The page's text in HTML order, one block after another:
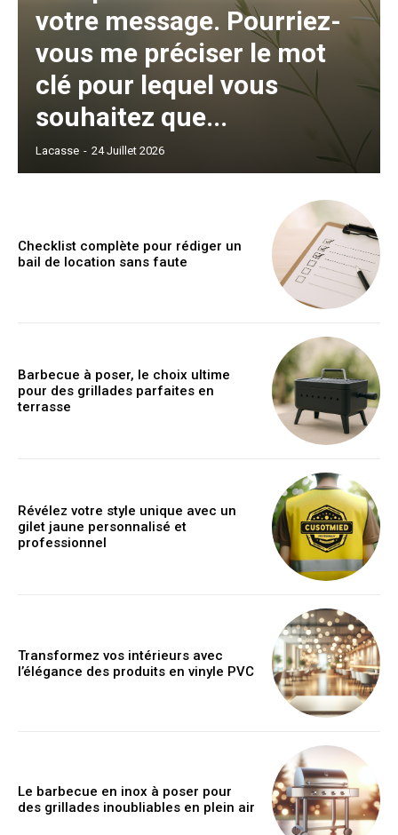
votre message. Pourriez-
vous me préciser le mot
clé pour lequel vous
souhaitez que...
Lacasse - 24 Juillet 2026
Checklist complète pour rédiger un
bail de location sans faute
Barbecue à poser, le choix ultime
pour des grillades parfaites en
terrasse
Révélez votre style unique avec un
gilet jaune personnalisé et
professionnel
Transformez vos intérieurs avec
l’élégance des produits en vinyle PVC
Le barbecue en inox à poser pour
des grillades inoubliables en plein air